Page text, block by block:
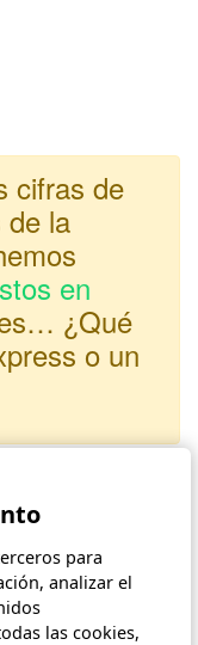
cifras de
de la
en
¿Qué
o un
para
analizar el
las cookies,